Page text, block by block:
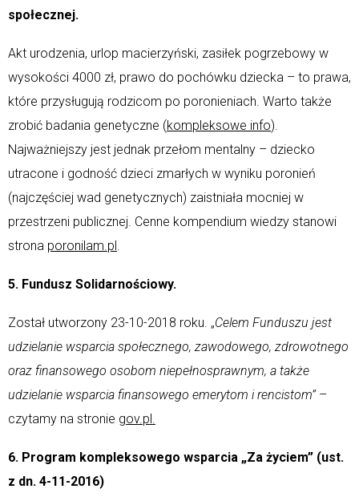
społecznej.
Akt urodzenia, urlop macierzyński, zasiłek pogrzebowy w
wysokości 4000 zł, prawo do pochówku dziecka – to prawa,
które przysługują rodzicom po poronieniach. Warto także
zrobić badania genetyczne (kompleksowe info).
Najważniejszy jest jednak przełom mentalny – dziecko
utracone i godność dzieci zmarłych w wyniku poronień
(najczęściej wad genetycznych) zaistniała mocniej w
przestrzeni publicznej. Cenne kompendium wiedzy stanowi
strona poronilam.pl .
5. Fundusz Solidarnościowy.
Został utworzony 23-10-2018 roku. „Celem Funduszu jest
udzielanie wsparcia społecznego, zawodowego, zdrowotnego
oraz finansowego osobom niepełnosprawnym, a także
udzielanie wsparcia finansowego emerytom i rencistom”–
czytamy na stronie gov.pl.
6. Program kompleksowego wsparcia „Za życiem” (ust.
z dn. 4-11-2016)